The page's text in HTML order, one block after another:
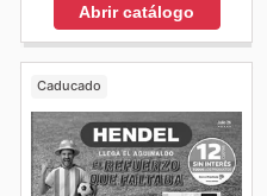
Abrir catálogo
Caducado